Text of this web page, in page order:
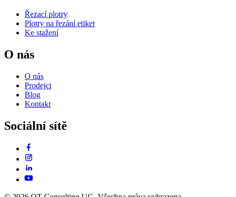
Řezací plotry
Plotry na řezání etiket
Ke stažení
O nás
O nás
Prodejci
Blog
Kontakt
Sociální sítě